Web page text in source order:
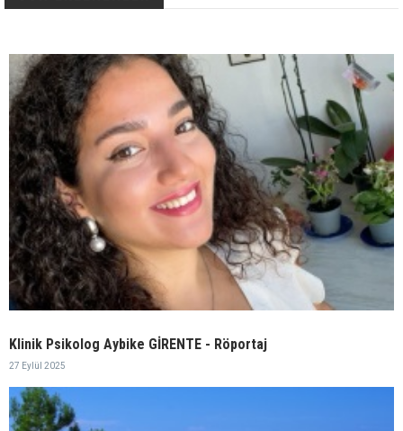
Klinik Psikolog Aybike GİRENTE - Röportaj
27 Eylül 2025